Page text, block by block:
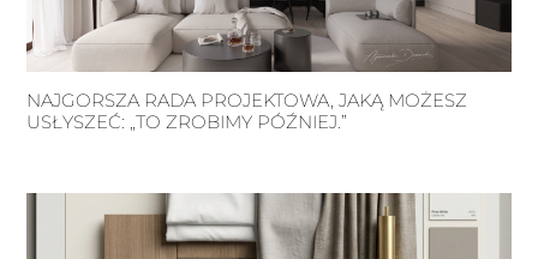
NAJGORSZA RADA PROJEKTOWA, JAKĄ MOŻESZ
USŁYSZEĆ: „TO ZROBIMY PÓŹNIEJ.”